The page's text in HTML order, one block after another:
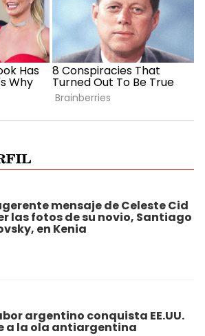
mensaje de Celeste Cid
las fotos de su novio, Santiago
en Kenia
argentino conquista EE.UU.
a la ola antiargentina